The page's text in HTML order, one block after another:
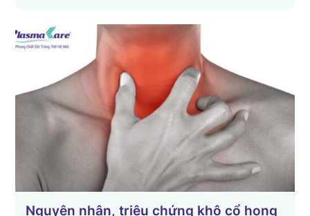
Nguyên nhân, triệu chứng khô cổ họng